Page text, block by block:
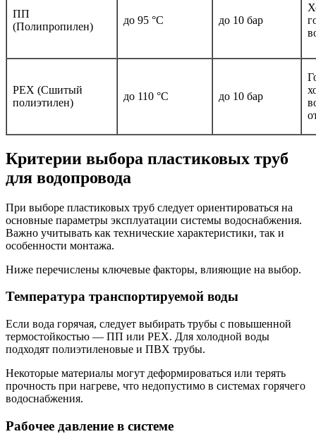
ПП
(Полипропилен)
до 95 °C до 10 бар
PEX (Сшитый
полиэтилен)
до 110 °C до 10 бар
Критерии выбора пластиковых труб
для водопровода
При выборе пластиковых труб следует ориентироваться на
основные параметры эксплуатации системы водоснабжения.
Важно учитывать как технические характеристики, так и
особенности монтажа.
Ниже перечислены ключевые факторы, влияющие на выбор.
Температура транспортируемой воды
Если вода горячая, следует выбирать трубы с повышенной
термостойкостью — ПП или PEX. Для холодной воды
подходят полиэтиленовые и ПВХ трубы.
Некоторые материалы могут деформироваться или терять
прочность при нагреве, что недопустимо в системах горячего
водоснабжения.
Рабочее давление в системе